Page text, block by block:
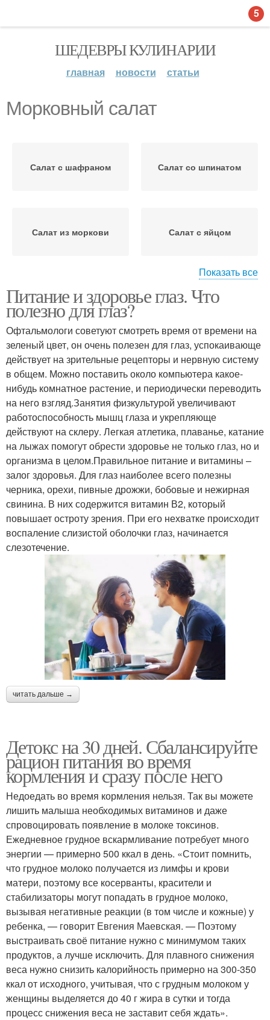
ШЕДЕВРЫ КУЛИНАРИИ
главная новости статьи
Морковный салат
Салат с шафраном Салат со шпинатом
Салат из моркови Салат с яйцом
Салат из редьки Салат с вареной
Салаты из моркови Картофельный салат
Салат из картофеля Салат из капусты
Капустный салат Салат с мясом
Показать все
Питание и здоровье глаз. Что
полезно для глаз?
Офтальмологи советуют смотреть время от времени на
зеленый цвет, он очень полезен для глаз, успокаивающе
действует на зрительные рецепторы и нервную систему
в общем. Можно поставить около компьютера какое-
нибудь комнатное растение, и периодически переводить
на него взгляд.Занятия физкультурой увеличивают
работоспособность мышц глаза и укрепляюще
действуют на склеру. Легкая атлетика, плаванье, катание
на лыжах помогут обрести здоровье не только глаз, но и
организма в целом.Правильное питание и витамины –
залог здоровья. Для глаз наиболее всего полезны
черника, орехи, пивные дрожжи, бобовые и нежирная
свинина. В них содержится витамин В2, который
повышает остроту зрения. При его нехватке происходит
воспаление слизистой оболочки глаз, начинается
слезотечение.
читать дальше →
Детокс на 30 дней. Сбалансируйте
рацион питания во время
кормления и сразу после него
Недоедать во время кормления нельзя. Так вы можете
лишить малыша необходимых витаминов и даже
спровоцировать появление в молоке токсинов.
Ежедневное грудное вскармливание потребует много
энергии — примерно 500 ккал в день. «Стоит помнить,
что грудное молоко получается из лимфы и крови
матери, поэтому все косерванты, красители и
стабилизаторы могут попадать в грудное молоко,
вызывая негативные реакции (в том числе и кожные) у
ребенка, — говорит Евгения Маевская. — Поэтому
выстраивать своё питание нужно с минимумом таких
продуктов, а лучше исключить. Для плавного снижения
веса нужно снизить калорийность примерно на 300-350
ккал от исходного, учитывая, что с грудным молоком у
женщины выделяется до 40 г жира в сутки и тогда
процесс снижения веса не заставит себя ждать».
5